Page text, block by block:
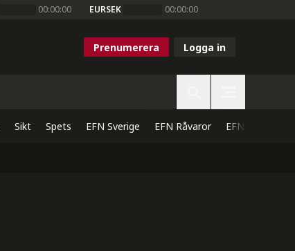
00:00:00 EURSEK 00:00:00
Prenumerera Logga in
Sikt Spets EFN Sverige EFN Råvaror EFN Direkt